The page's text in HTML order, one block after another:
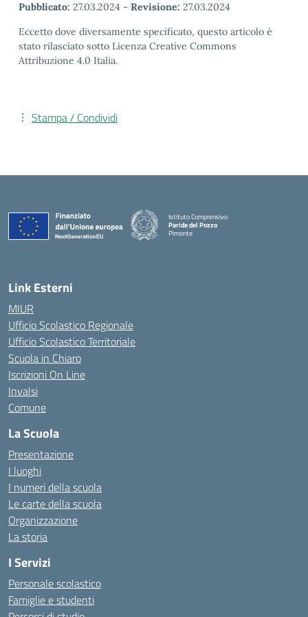
Pubblicato: 27.03.2024 - Revisione: 27.03.2024
Eccetto dove diversamente specificato, questo articolo è
stato rilasciato sotto Licenza Creative Commons
Attribuzione 4.0 Italia.
Stampa / Condividi
Istituto Comprensivo
Paride del Pozzo
Pimonte
Link Esterni
MIUR
Ufficio Scolastico Regionale
Ufficio Scolastico Territoriale
Scuola in Chiaro
Iscrizioni On Line
Invalsi
Comune
La Scuola
Presentazione
I luoghi
I numeri della scuola
Le carte della scuola
Organizzazione
La storia
I Servizi
Personale scolastico
Famiglie e studenti